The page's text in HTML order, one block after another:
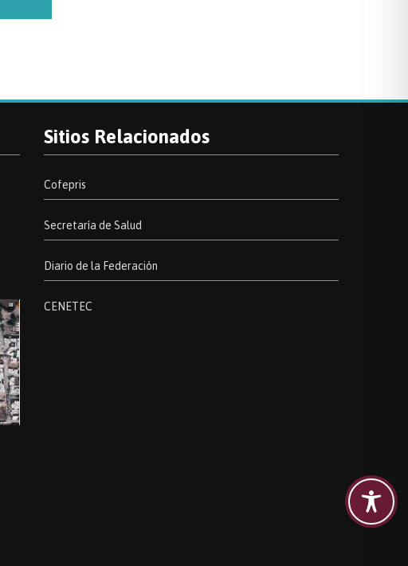
Sitios Relacionados
Cofepris
Secretaría de Salud
Diario de la Federación
CENETEC